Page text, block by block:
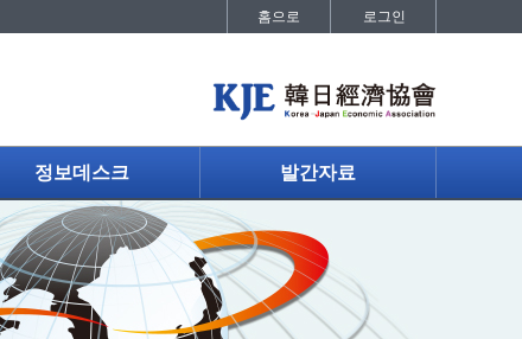
홈으로 로그인
정보데스크 발간자료